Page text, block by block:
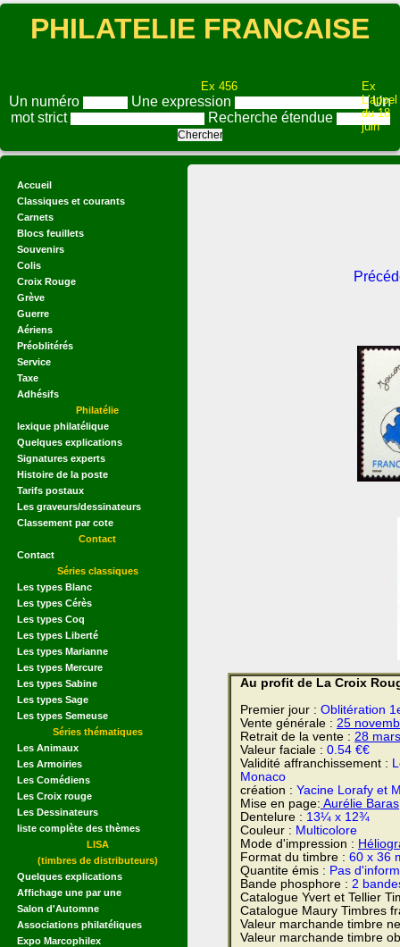
PHILATELIE FRANCAISE
Ex 456
Ex
L'appel
du 18
juin
Un numéro Une expression
Un
mot strict
Recherche étendue
Accueil
Classiques et courants
Carnets
Blocs feuillets
Souvenirs
Colis
Croix Rouge
Grève
Guerre
Aériens
Préoblitérés
Service
Taxe
Adhésifs
Philatélie
lexique philatélique
Quelques explications
Signatures experts
Histoire de la poste
Tarifs postaux
Les graveurs/dessinateurs
Classement par cote
Contact
Contact
Séries classiques
Les types Blanc
Les types Cérès
Les types Coq
Les types Liberté
Les types Marianne
Les types Mercure
Les types Sabine
Les types Sage
Les types Semeuse
Séries thématiques
Les Animaux
Les Armoiries
Les Comédiens
Les Croix rouge
Les Dessinateurs
liste complète des thèmes
LISA
(timbres de distributeurs)
Quelques explications
Affichage une par une
Salon d'Automne
Associations philatéliques
Expo Marcophilex
Au profit de La Croix
Premier jour : Oblitération
Vente générale : 25
Retrait de la vente : 28
Valeur faciale : 0.54 €€
Validité affranchissement :
Monaco
création : Yacine Lorafy et
Mise en page: Aurélie Baras
Dentelure : 13¼ x 12¾
Couleur : Multicolore
Mode d'impression :
Format du timbre : 60 x 36
Quantite émis : Pas
Bande phosphore : 2
Catalogue Yvert et Tellier
Catalogue Maury Timbres
Valeur marchande timbre
Valeur marchande timbre